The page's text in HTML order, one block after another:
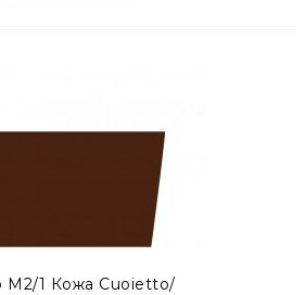
М2/1 Кожа Cuoietto/